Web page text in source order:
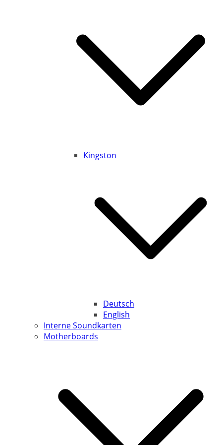
Kingston
Deutsch
English
Interne Soundkarten
Motherboards